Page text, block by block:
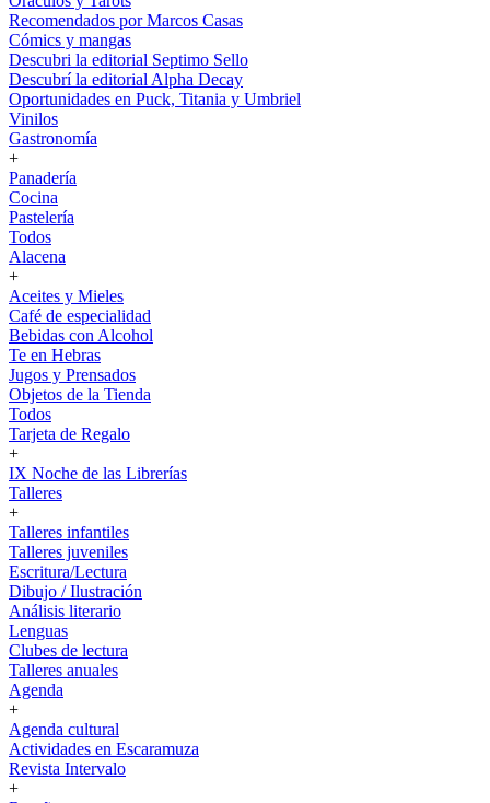
Recomendados por Marcos Casas
Cómics y mangas
Descubri la editorial Septimo Sello
Descubrí la editorial Alpha Decay
Oportunidades en Puck, Titania y Umbriel
Vinilos
Gastronomía
+
Panadería
Cocina
Pastelería
Todos
Alacena
+
Aceites y Mieles
Café de especialidad
Bebidas con Alcohol
Te en Hebras
Jugos y Prensados
Objetos de la Tienda
Todos
Tarjeta de Regalo
+
IX Noche de las Librerías
Talleres
+
Talleres infantiles
Talleres juveniles
Escritura/Lectura
Dibujo / Ilustración
Análisis literario
Lenguas
Clubes de lectura
Talleres anuales
Agenda
+
Agenda cultural
Actividades en Escaramuza
Revista Intervalo
+